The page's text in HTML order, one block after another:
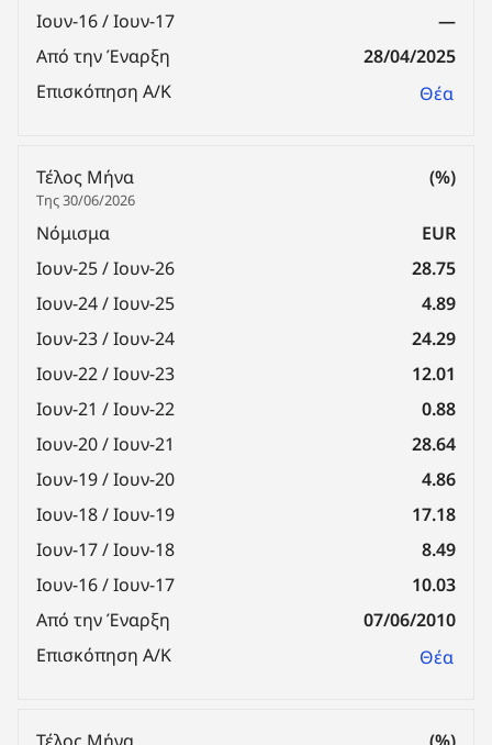
Ιουν-16 / Ιουν-17
—
Από την Έναρξη
28/04/2025
Επισκόπηση Α/Κ
Θέα
Τέλος Μήνα
Της 30/06/2026
(%)
Νόμισμα
EUR
Ιουν-25 / Ιουν-26
28.75
Ιουν-24 / Ιουν-25
4.89
Ιουν-23 / Ιουν-24
24.29
Ιουν-22 / Ιουν-23
12.01
Ιουν-21 / Ιουν-22
0.88
Ιουν-20 / Ιουν-21
28.64
Ιουν-19 / Ιουν-20
4.86
Ιουν-18 / Ιουν-19
17.18
Ιουν-17 / Ιουν-18
8.49
Ιουν-16 / Ιουν-17
10.03
Από την Έναρξη
07/06/2010
Επισκόπηση Α/Κ
Θέα
Τέλος Μήνα (%)